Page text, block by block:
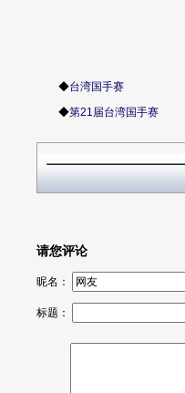
◆台湾国手赛
◆第21届台湾国手赛
请您评论
昵名：
标题：